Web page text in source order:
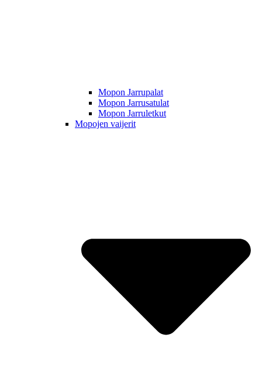
Mopon Jarrupalat
Mopon Jarrusatulat
Mopon Jarruletkut
Mopojen vaijerit